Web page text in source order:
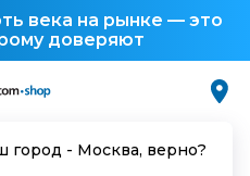
века на рынке — это
доверяют
город - Москва, верно?